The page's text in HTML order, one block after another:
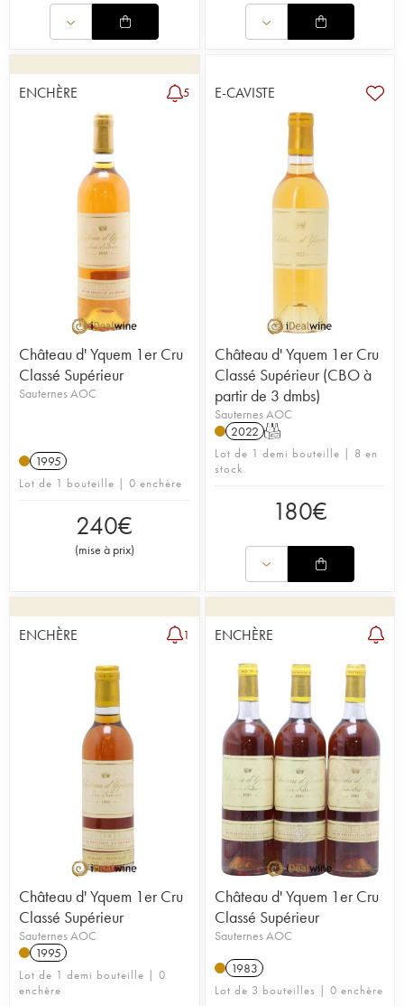
ENCHÈRE 5
Château d' Yquem 1er Cru
Classé Supérieur
Sauternes AOC
1995
Lot de 1 bouteille | 0 enchère
240€
(mise à prix)
E-CAVISTE
Château d' Yquem 1er Cru
Classé Supérieur (CBO à
partir de 3 dmbs)
Sauternes AOC
2022 T
Lot de 1 demi bouteille | 8 en
stock
180€
ENCHÈRE 1
Château d' Yquem 1er Cru
Classé Supérieur
Sauternes AOC
1995
Lot de 1 demi bouteille | 0
enchère
ENCHÈRE
Château d' Yquem 1er Cru
Classé Supérieur
Sauternes AOC
1983
Lot de 3 bouteilles | 0 enchère